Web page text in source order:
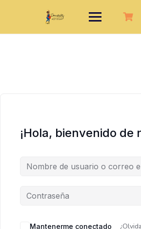
¡Hola, bienvenido de
Mantenerme conectado